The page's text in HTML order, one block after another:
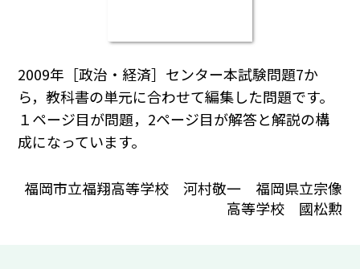
2009年［政治・経済］センター本試験問題7か
ら，教科書の単元に合わせて編集した問題です。
１ページ目が問題，2ページ目が解答と解説の構
成になっています。
福岡市立福翔高等学校 河村敬一 福岡県立宗像
高等学校 國松勲